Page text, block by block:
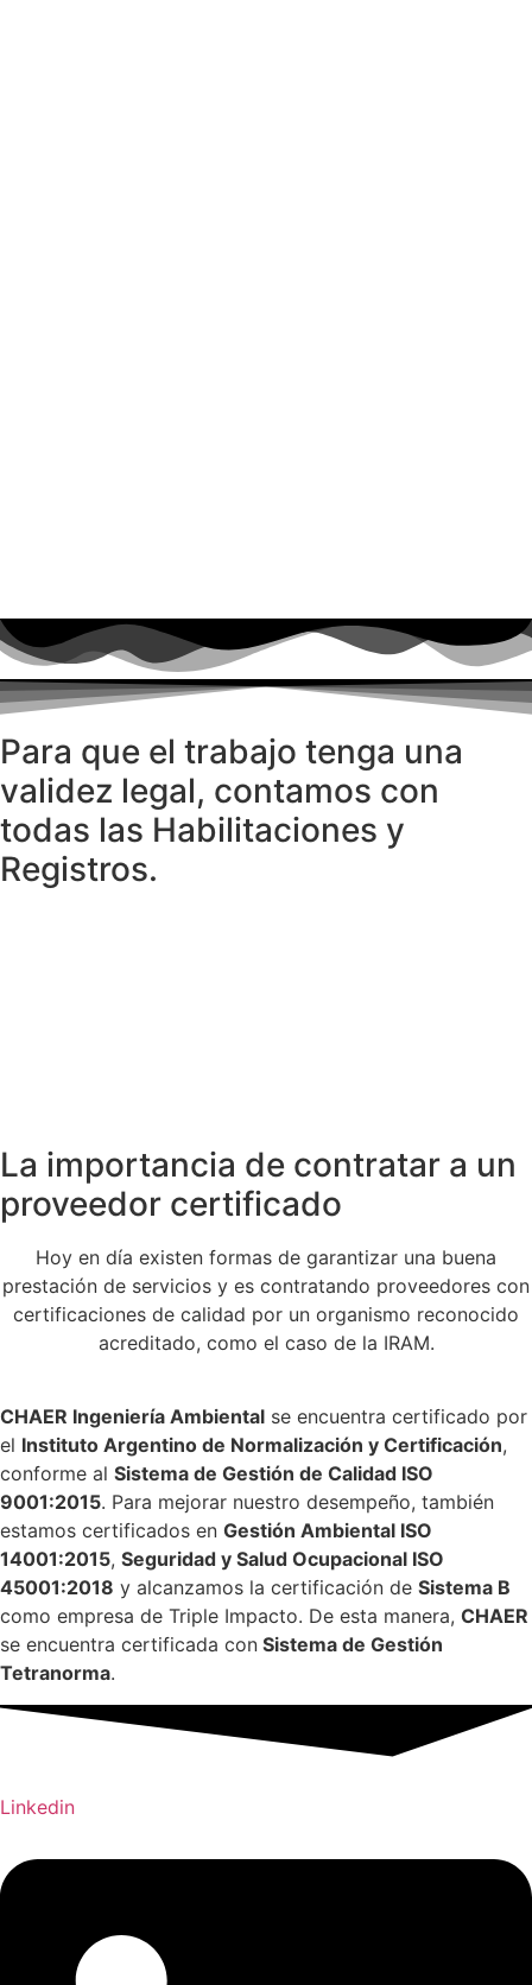
Para que el trabajo tenga una
validez legal, contamos con
todas las Habilitaciones y
Registros.
La importancia de contratar a un
proveedor certificado
Hoy en día existen formas de garantizar una buena
prestación de servicios y es contratando proveedores con
certificaciones de calidad por un organismo reconocido
acreditado, como el caso de la IRAM.
CHAER Ingeniería Ambiental se encuentra certificado por
el Instituto Argentino de Normalización y Certificación,
conforme al Sistema de Gestión de Calidad ISO
9001:2015. Para mejorar nuestro desempeño, también
estamos certificados en Gestión Ambiental ISO
14001:2015, Seguridad y Salud Ocupacional ISO
45001:2018 y alcanzamos la certificación de Sistema B
como empresa de Triple Impacto. De esta manera, CHAER
se encuentra certificada con Sistema de Gestión
Tetranorma.
Linkedin